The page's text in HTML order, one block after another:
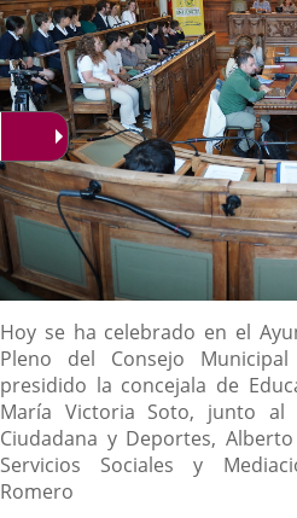
Descripción
Hoy se ha celebrado en el
Pleno del Consejo
presidido la concejala de
María Victoria Soto, junto al
Ciudadana y Deportes,
Servicios Sociales y
Romero